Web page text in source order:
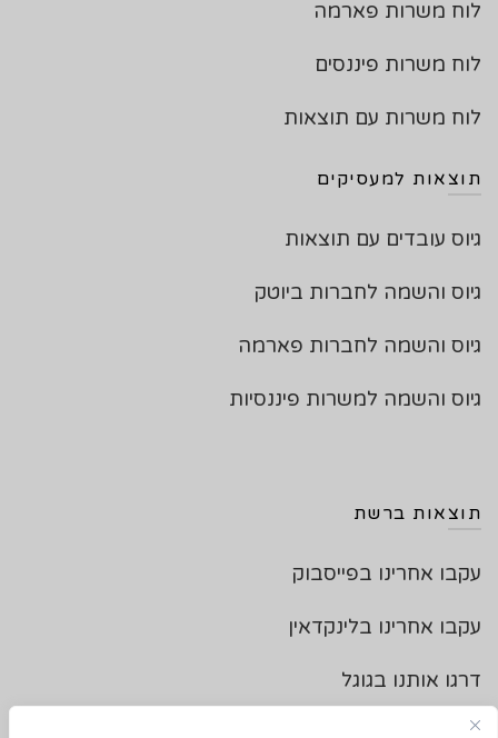
לוח משרות פארמה
לוח משרות פיננסים
לוח משרות עם תוצאות
תוצאות למעסיקים
גיוס עובדים עם תוצאות
גיוס והשמה לחברות ביוטק
גיוס והשמה לחברות פארמה
גיוס והשמה למשרות פיננסיות
תוצאות ברשת
עקבו אחרינו בפייסבוק
עקבו אחרינו בלינקדאין
דרגו אותנו בגוגל